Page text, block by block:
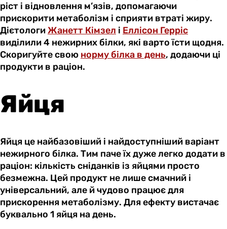
ріст і відновлення м’язів, допомагаючи
прискорити метаболізм і сприяти втраті жиру.
ДієтологиЖанетт Кімзел і Еллісон Герріс
виділили 4 нежирних білки, які варто їсти щодня.
Скоригуйте свою норму білка в день, додаючи ці
продукти в раціон.
Яйця
Яйця це найбазовіший і найдоступніший варіант
нежирного білка. Тим паче їх дуже легко додати в
раціон: кількість сніданків із яйцями просто
безмежна. Цей продукт не лише смачний і
універсальний, але й чудово працює для
прискорення метаболізму. Для ефекту вистачає
буквально 1 яйця на день.